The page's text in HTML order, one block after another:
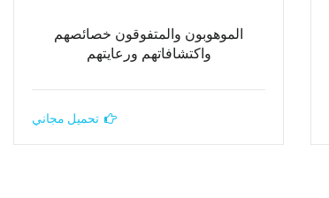
الموهوبون والمتفوقون خصائصهم
واكتشافاتهم ورعايتهم
تحميل مجاني